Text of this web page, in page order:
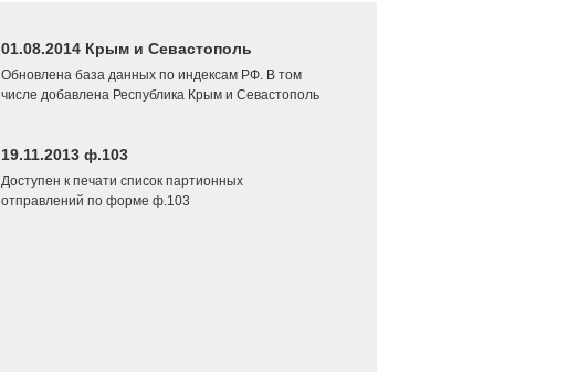
01.08.2014 Крым и Севастополь
Обновлена база данных по индексам РФ. В том
числе добавлена Республика Крым и Севастополь
19.11.2013 ф.103
Доступен к печати список партионных
отправлений по форме ф.103